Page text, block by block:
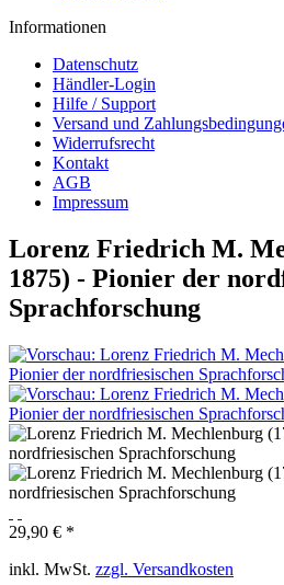
Informationen
Datenschutz
Händler-Login
Hilfe / Support
Versand und
Widerrufsrecht
Kontakt
AGB
Impressum
Lorenz Friedrich M.
1875) - Pionier der
Sprachforschung
29,90 € *
inkl. MwSt. zzgl. Versandkosten